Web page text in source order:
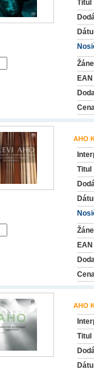
Titul
EAN
AHO
Titul
EAN
AHO
Titul